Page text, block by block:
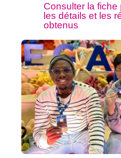
Consulter la fiche
les détails et les
obtenus